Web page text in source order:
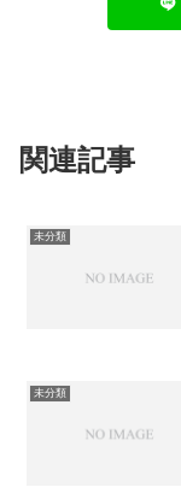
関連記事
未分類
未分類